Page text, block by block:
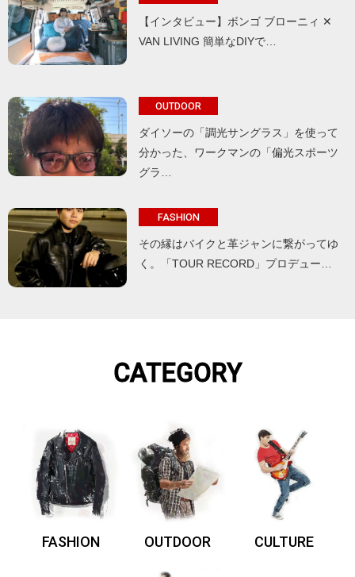
【インタビュー】ボンゴ ブローニィ ✕
VAN LIVING 簡単なDIYで…
OUTDOOR
ダイソーの「調光サングラス」を使って
分かった、ワークマンの「偏光スポーツ
グラ…
FASHION
その縁はバイクと革ジャンに繋がってゆ
く。「TOUR RECORD」プロデュー…
CATEGORY
FASHION OUTDOOR CULTURE